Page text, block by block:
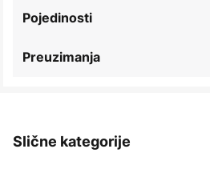
Pojedinosti
Preuzimanja
Slične kategorije